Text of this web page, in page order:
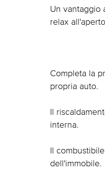
Un vantaggio
relax
Completa la
propria auto.
Il
interna.
Il
dell'immobile.